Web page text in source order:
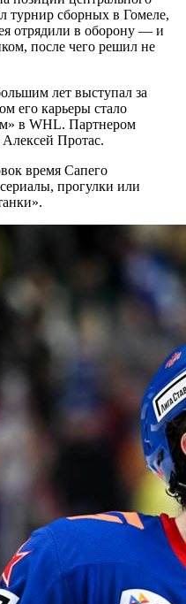
турнир сборных в Гомеле,
отрядили в оборону — и
после чего решил не
лет выступал за
его карьеры стало
в WHL. Партнером
Протас.
время Сапего
прогулки или